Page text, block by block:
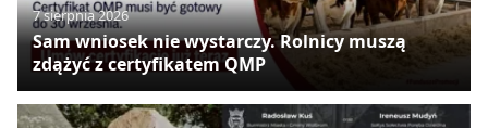
7 sierpnia 2026
Sam wniosek nie wystarczy. Rolnicy muszą
zdążyć z certyfikatem QMP